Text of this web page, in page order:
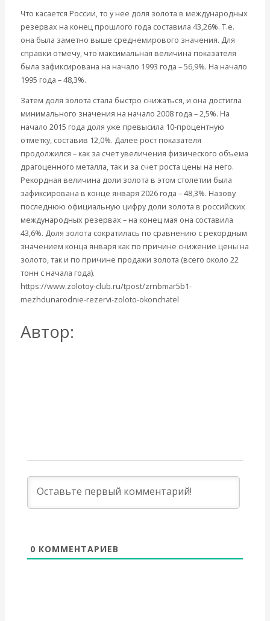
Что касается России, то у нее доля золота в международных
резервах на конец прошлого года составила 43,26%. Т.е.
она была заметно выше среднемирового значения. Для
справки отмечу, что максимальная величина показателя
была зафиксирована на начало 1993 года – 56,9%. На начало
1995 года – 48,3%.
Затем доля золота стала быстро снижаться, и она достигла
минимального значения на начало 2008 года – 2,5%. На
начало 2015 года доля уже превысила 10-процентную
отметку, составив 12,0%. Далее рост показателя
продолжился – как за счет увеличения физического объема
драгоценного металла, так и за счет роста цены на него.
Рекордная величина доли золота в этом столетии была
зафиксирована в конце января 2026 года – 48,3%. Назову
последнюю официальную цифру доли золота в российских
международных резервах – на конец мая она составила
43,6%. Доля золота сократилась по сравнению с рекордным
значением конца января как по причине снижение цены на
золото, так и по причине продажи золота (всего около 22
тонн с начала года).
https://www.zolotoy-club.ru/tpost/zrnbmar5b1-
mezhdunarodnie-rezervi-zoloto-okonchatel
Автор:
0 КОММЕНТАРИЕВ